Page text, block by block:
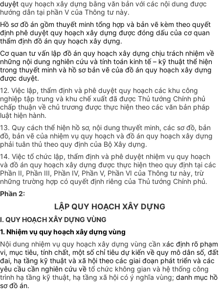
duyệt quy hoạch xây dựng bằng văn bản với các nội dung được
hướng dẫn tại phần V của Thông tư này.
Hồ sơ đồ án gồm thuyết minh tổng hợp và bản vẽ kèm theo quyết
định phê duyệt quy hoạch xây dựng được đóng dấu của cơ quan
thẩm định đồ án quy hoạch xây dựng.
Cơ quan tư vấn lập đồ án quy hoạch xây dựng chịu trách nhiệm về
những nội dung nghiên cứu và tính toán kinh tế – kỹ thuật thể hiện
trong thuyết minh và hồ sơ bản vẽ của đồ án quy hoạch xây dựng
được duyệt.
12. Việc lập, thẩm định và phê duyệt quy hoạch các khu công
nghiệp tập trung và khu chế xuất đã được Thủ tướng Chính phủ
chấp thuận về chủ trương được thực hiện theo các văn bản pháp
luật hiện hành.
13. Quy cách thể hiện hồ sơ, nội dung thuyết minh, các sơ đồ, bản
đồ, bản vẽ của nhiệm vụ quy hoạch và đồ án quy hoạch xây dựng
phải tuân thủ theo quy định của Bộ Xây dựng.
14. Việc tổ chức lập, thẩm định và phê duyệt nhiệm vụ quy hoạch
và đồ án quy hoạch xây dựng được thực hiện theo quy định tại các
Phần II, Phần III, Phần IV, Phần V, Phần VI của Thông tư này, trừ
những trường hợp có quyết định riêng của Thủ tướng Chính phủ.
Phần 2:
LẬP QUY HOẠCH XÂY DỰNG
I. QUY HOẠCH XÂY DỰNG VÙNG
1. Nhiệm vụ quy hoạch xây dựng vùng
Nội dung nhiệm vụ quy hoạch xây dựng vùng cần xác định rõ phạm
vi, mục tiêu, tính chất, một số chỉ tiêu dự kiến về quy mô dân số, đất
đai, hạ tầng kỹ thuật và xã hội theo các giai đoạn phát triển và các
yêu cầu cần nghiên cứu về tổ chức không gian và hệ thống công
trình hạ tầng kỹ thuật, hạ tầng xã hội có ý nghĩa vùng; danh mục hồ
sơ đồ án.